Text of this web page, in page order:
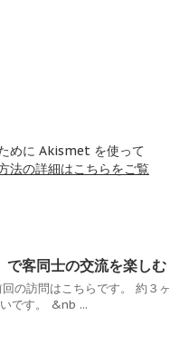
めに Akismet を使って
法の詳細はこちらをご覧
で客同士の交流を楽しむ
回の訪問はこちらです。 約３ヶ
です。 &nb ...